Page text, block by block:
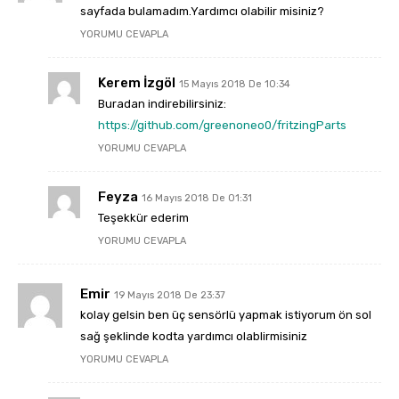
sayfada bulamadım.Yardımcı olabilir misiniz?
YORUMU CEVAPLA
Kerem İzgöl 15 Mayıs 2018 De 10:34
Buradan indirebilirsiniz:
https://github.com/greenoneo0/fritzingParts
YORUMU CEVAPLA
Feyza 16 Mayıs 2018 De 01:31
Teşekkür ederim
YORUMU CEVAPLA
Emir 19 Mayıs 2018 De 23:37
kolay gelsin ben üç sensörlü yapmak istiyorum ön sol
sağ şeklinde kodta yardımcı olablirmisiniz
YORUMU CEVAPLA